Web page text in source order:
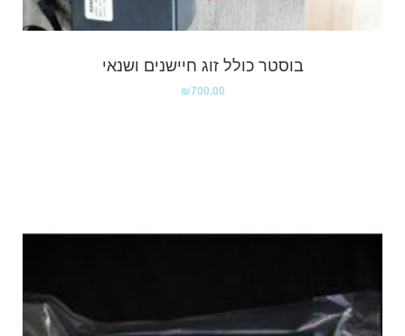
בוסטר כולל זוג חיישנים ושנאי
₪700.00